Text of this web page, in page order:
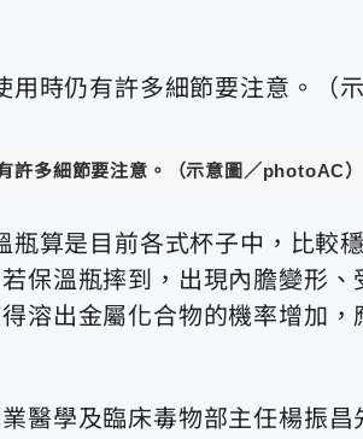
許多細節要注意。（示意圖／photoAC）
算是目前各式杯子中，比較
保溫瓶摔到，出現內膽變形、
溶出金屬化合物的機率增加，
醫學及臨床毒物部主任楊振昌